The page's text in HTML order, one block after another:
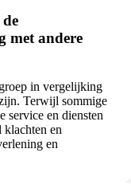
met andere
in vergelijking
Terwijl sommige
service en diensten
en
en